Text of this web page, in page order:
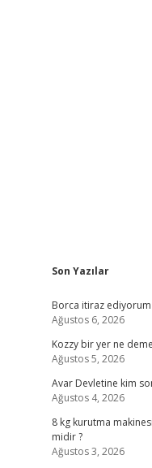
Sidebar
Son Yazılar
Borca itiraz
Ağustos 6, 2026
Kozzy bir yer ne
Ağustos 5, 2026
Avar Devletine kim
Ağustos 4, 2026
8 kg kurutma
midir ?
Ağustos 3, 2026